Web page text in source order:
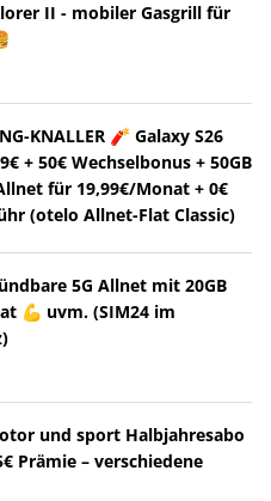
II - mobiler Gasgrill für
KNALLER 🧨 Galaxy S26
+ 50€ Wechselbonus + 50GB
für 19,99€/Monat + 0€
(otelo Allnet-Flat Classic)
5G Allnet mit 20GB
💪 uvm. (SIM24 im
und sport Halbjahresabo
Prämie – verschiedene